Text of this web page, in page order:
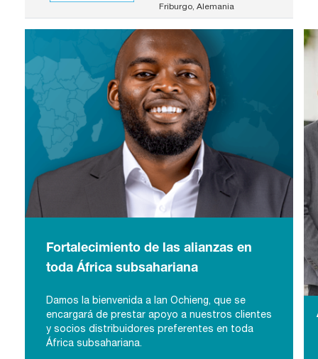
Friburgo, Alemania
Fortalecimiento de las alianzas en toda
África subsahariana
Fortalecimiento de las alianzas en
toda África subsahariana
Damos la bienvenida a Ian Ochieng, que se
encargará de prestar apoyo a nuestros clientes
y socios distribuidores preferentes en toda
África subsahariana.